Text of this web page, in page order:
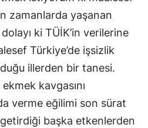
Kocaeli
Konya
Kütahya
Malatya
Manisa
zamanlarda yaşanan
ki TÜİK’in verilerine
Türkiye’de işsizlik
illerden bir tanesi.
kavgasını
verme eğilimi son sürat
başka etkenlerden